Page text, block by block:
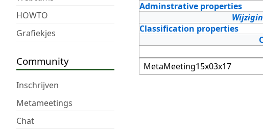
HOWTO
Grafiekjes
Community
Inschrijven
Metameetings
Chat
Adminstrative properties
Classification properties